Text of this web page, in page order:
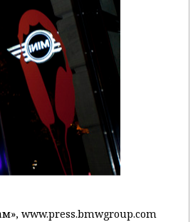
www.press.bmwgroup.com